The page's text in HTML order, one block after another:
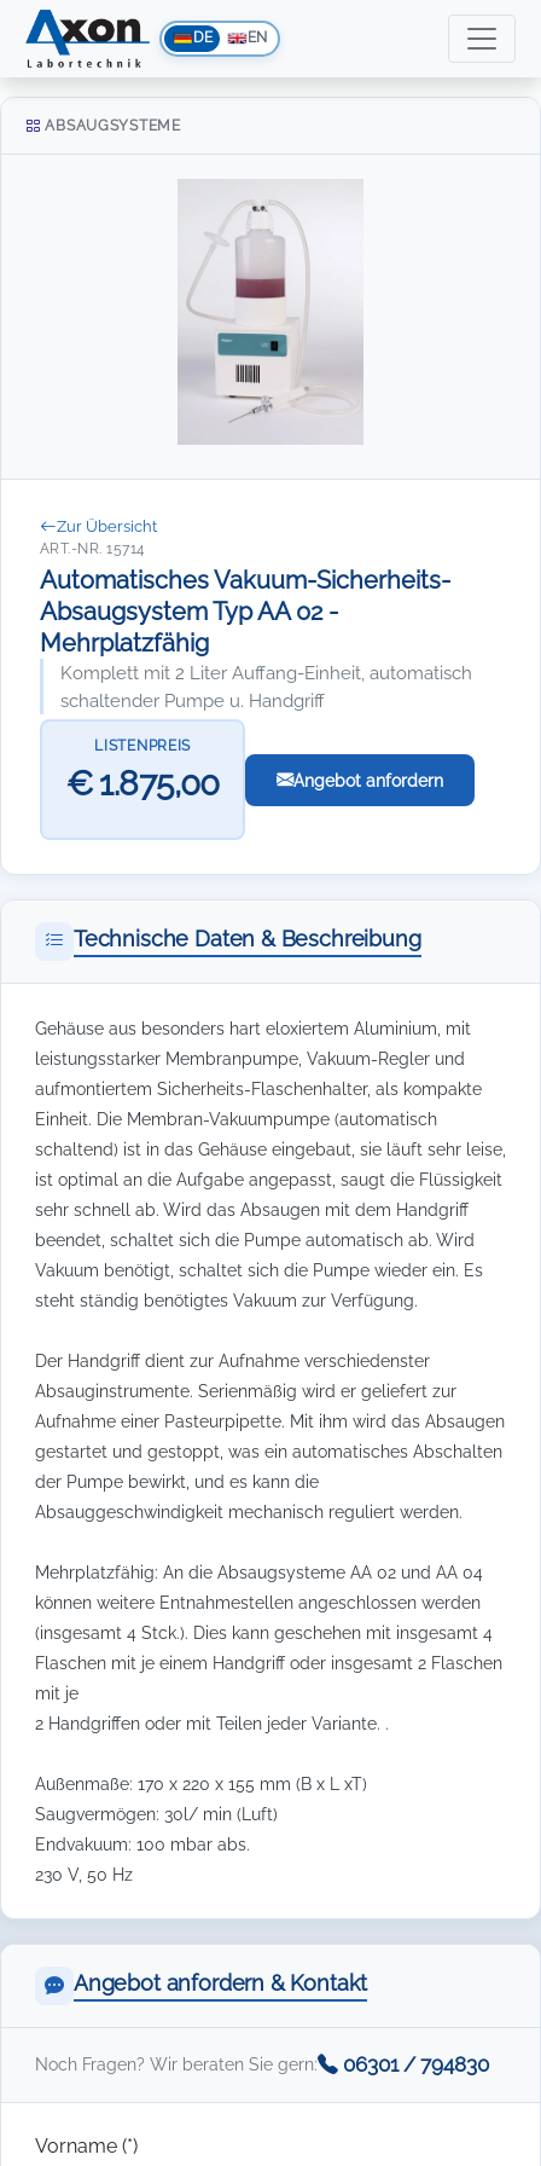
DE EN
ABSAUGSYSTEME
Zur Übersicht
ART.-NR. 15714
Automatisches Vakuum-Sicherheits-
Absaugsystem Typ AA 02 -
Mehrplatzfähig
Komplett mit 2 Liter Auffang-Einheit, automatisch
schaltender Pumpe u. Handgriff
LISTENPREIS
€ 1.875,00 Angebot anfordern
Technische Daten & Beschreibung
Gehäuse aus besonders hart eloxiertem Aluminium, mit
leistungsstarker Membranpumpe, Vakuum-Regler und
aufmontiertem Sicherheits-Flaschenhalter, als kompakte
Einheit. Die Membran-Vakuumpumpe (automatisch
schaltend) ist in das Gehäuse eingebaut, sie läuft sehr leise,
ist optimal an die Aufgabe angepasst, saugt die Flüssigkeit
sehr schnell ab. Wird das Absaugen mit dem Handgriff
beendet, schaltet sich die Pumpe automatisch ab. Wird
Vakuum benötigt, schaltet sich die Pumpe wieder ein. Es
steht ständig benötigtes Vakuum zur Verfügung.
Der Handgriff dient zur Aufnahme verschiedenster
Absauginstrumente. Serienmäßig wird er geliefert zur
Aufnahme einer Pasteurpipette. Mit ihm wird das Absaugen
gestartet und gestoppt, was ein automatisches Abschalten
der Pumpe bewirkt, und es kann die
Absauggeschwindigkeit mechanisch reguliert werden.
Mehrplatzfähig: An die Absaugsysteme AA 02 und AA 04
können weitere Entnahmestellen angeschlossen werden
(insgesamt 4 Stck.). Dies kann geschehen mit insgesamt 4
Flaschen mit je einem Handgriff oder insgesamt 2 Flaschen
mit je
2 Handgriffen oder mit Teilen jeder Variante. .
Außenmaße: 170 x 220 x 155 mm (B x L xT)
Saugvermögen: 30l/ min (Luft)
Endvakuum: 100 mbar abs.
230 V, 50 Hz
Angebot anfordern & Kontakt
Noch Fragen? Wir beraten Sie gern: 06301 / 794830
Vorname (*)